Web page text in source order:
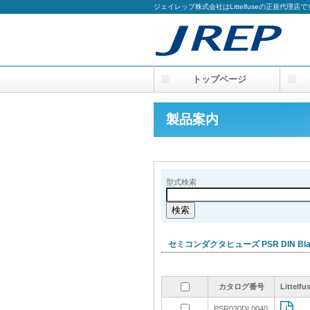
ジェイレップ株式会社はLittelfuseの正規代理店で
製品案内
型式検索
セミコンダクタヒューズ PSR DIN
カタログ番号
カタログ番号
カタログ番号
PSR030DL0040
カタログ番号
PSR030DL0040
トップページ